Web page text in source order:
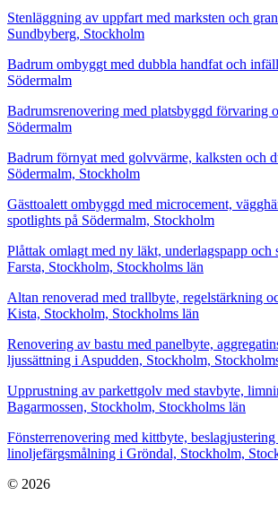
Stenläggning av uppfart med marksten och
Sundbyberg, Stockholm
Badrum ombyggt med dubbla handfat och
Södermalm
Badrumsrenovering med platsbyggd förvaring
Södermalm
Badrum förnyat med golvvärme, kalksten och
Södermalm, Stockholm
Gästtoalett ombyggd med microcement,
spotlights på Södermalm, Stockholm
Plåttak omlagt med ny läkt, underlagspapp och
Farsta, Stockholm, Stockholms län
Altan renoverad med trallbyte, regelstärkning
Kista, Stockholm, Stockholms län
Renovering av bastu med panelbyte,
ljussättning i Aspudden, Stockholm,
Upprustning av parkettgolv med stavbyte,
Bagarmossen, Stockholm, Stockholms län
Fönsterrenovering med kittbyte,
linoljefärgsmålning i Gröndal, Stockholm,
© 2026